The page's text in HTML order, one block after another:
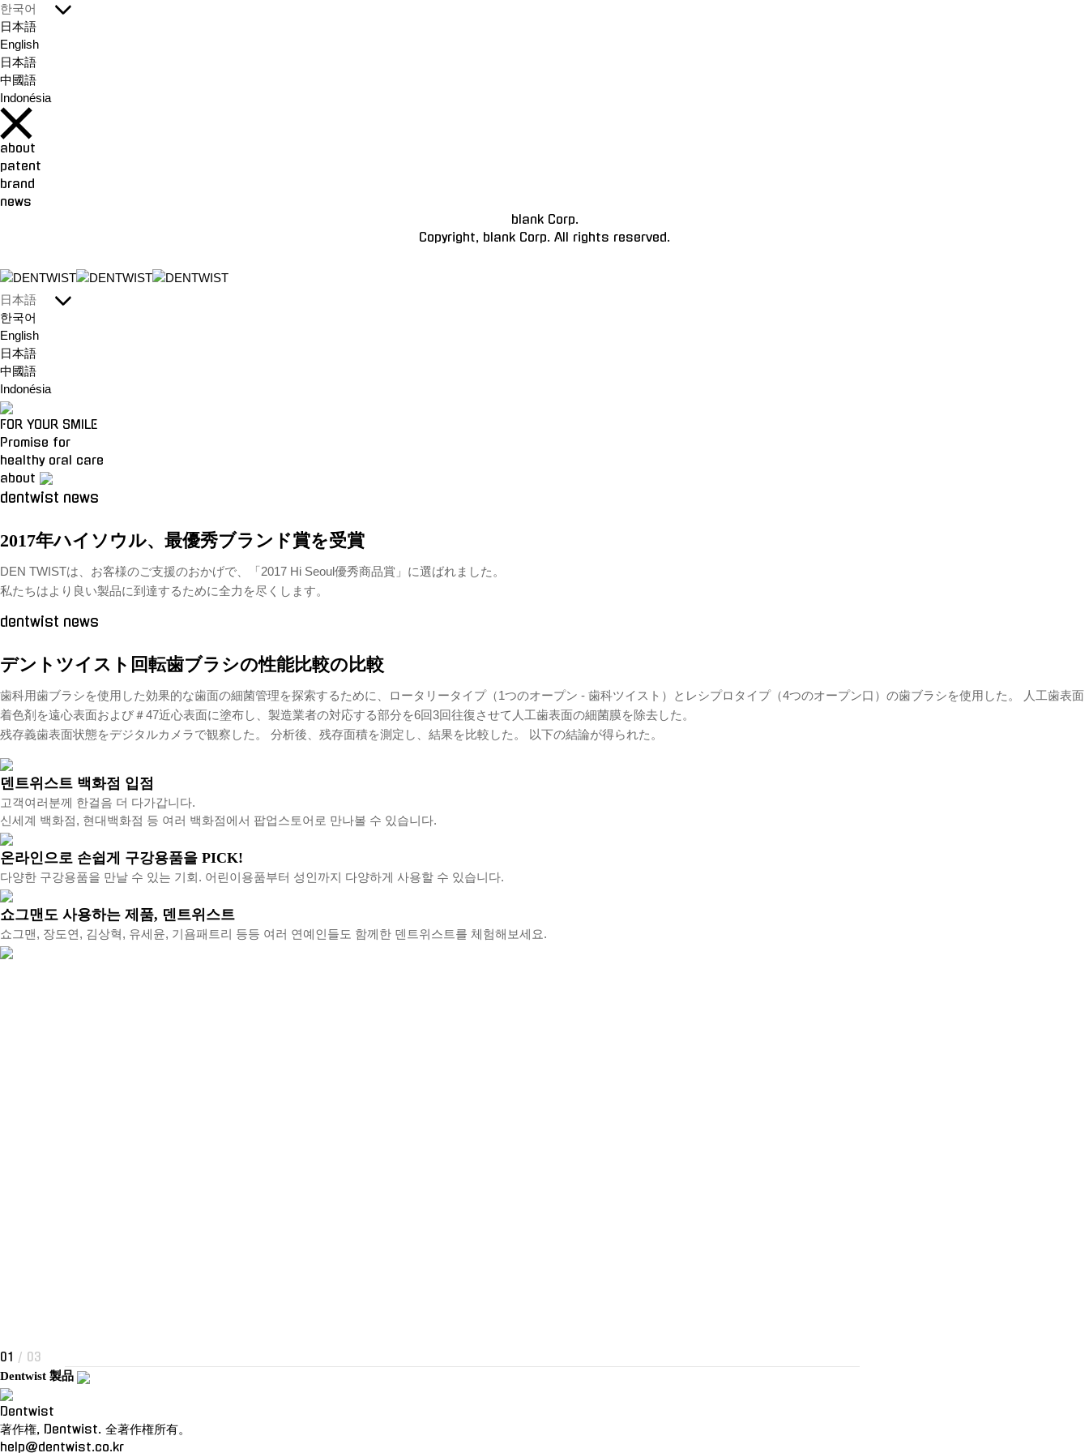
한국어
日本語
English
日本語
中國語
Indonésia
about
patent
brand
news
blank Corp.
Copyright, blank Corp. All rights reserved.
日本語
한국어
English
日本語
中國語
Indonésia
FOR YOUR SMILE
Promise for
healthy oral care
about
dentwist news
2017年ハイソウル、最優秀ブランド賞を受賞
DEN TWISTは、お客様のご支援のおかげで、「2017 Hi Seoul優秀商品賞」に選ばれました。
私たちはより良い製品に到達するために全力を尽くします。
dentwist news
デントツイスト回転歯ブラシの性能比較の比較
歯科用歯ブラシを使用した効果的な歯面の細菌管理を探索するために、ロータリータイプ（1つのオープン - 歯科ツイスト）とレシプロタイプ（4つのオープン口）の歯ブラシを使用した。 人工歯表面
着色剤を遠心表面および＃47近心表面に塗布し、製造業者の対応する部分を6回3回往復させて人工歯表面の細菌膜を除去した。
残存義歯表面状態をデジタルカメラで観察した。 分析後、残存面積を測定し、結果を比較した。 以下の結論が得られた。
덴트위스트 백화점 입점
고객여러분께 한걸음 더 다가갑니다.
신세계 백화점, 현대백화점 등 여러 백화점에서 팝업스토어로 만나볼 수 있습니다.
온라인으로 손쉽게 구강용품을 PICK!
다양한 구강용품을 만날 수 있는 기회. 어린이용품부터 성인까지 다양하게 사용할 수 있습니다.
쇼그맨도 사용하는 제품, 덴트위스트
쇼그맨, 장도연, 김상혁, 유세윤, 기욤패트리 등등 여러 연예인들도 함께한 덴트위스트를 체험해보세요.
01 / 03
Dentwist 製品
Dentwist
著作権, Dentwist. 全著作権所有。
help@dentwist.co.kr